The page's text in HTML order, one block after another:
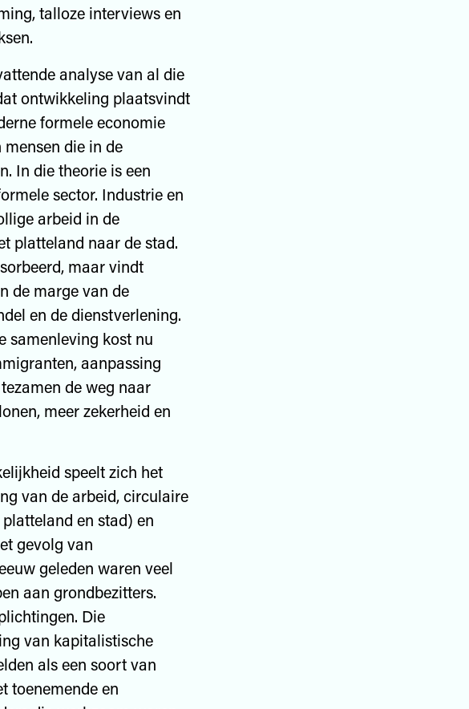
talloze interviews en
analyse van al die
ontwikkeling plaatsvindt
formele economie
die in de
In die theorie is een
sector. Industrie en
arbeid in de
platteland naar de stad.
maar vindt
de marge van de
en de dienstverlening.
samenleving kost nu
aanpassing
de weg naar
meer zekerheid en
speelt zich het
van de arbeid, circulaire
en stad) en
gevolg van
geleden waren veel
aan grondbezitters.
Die
van kapitalistische
als een soort van
toenemende en